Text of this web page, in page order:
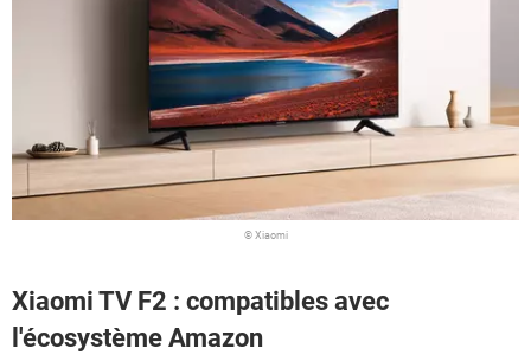
© Xiaomi
Xiaomi TV F2 : compatibles avec
l'écosystème Amazon